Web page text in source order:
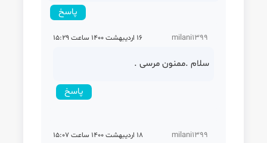
پاسخ
milani1399 16 اردیبهشت 1400 ساعت 15:29
سلام .ممنون مرسی .
پاسخ
milani1399 18 اردیبهشت 1400 ساعت 15:07